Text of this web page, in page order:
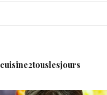
cuisine2touslesjours